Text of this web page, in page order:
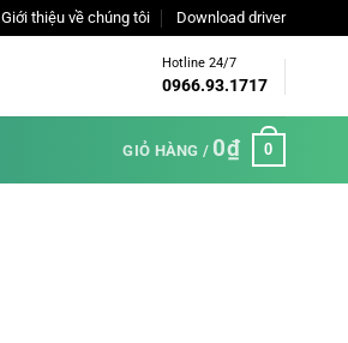
Giới thiệu về chúng tôi Download driver
Hotline 24/7
0966.93.1717
GIỎ HÀNG / 0₫ 0